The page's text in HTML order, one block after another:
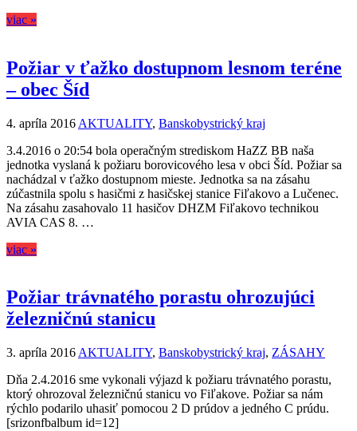
viac »
Požiar v ťažko dostupnom lesnom teréne
– obec Šíd
4. apríla 2016 AKTUALITY, Banskobystrický kraj
3.4.2016 o 20:54 bola operačným strediskom HaZZ BB naša
jednotka vyslaná k požiaru borovicového lesa v obci Šíd. Požiar sa
nachádzal v ťažko dostupnom mieste. Jednotka sa na zásahu
zúčastnila spolu s hasičmi z hasičskej stanice Fiľakovo a Lučenec.
Na zásahu zasahovalo 11 hasičov DHZM Fiľakovo technikou
AVIA CAS 8. …
viac »
Požiar trávnatého porastu ohrozujúci
železničnú stanicu
3. apríla 2016 AKTUALITY, Banskobystrický kraj, ZÁSAHY
Dňa 2.4.2016 sme vykonali výjazd k požiaru trávnatého porastu,
ktorý ohrozoval železničnú stanicu vo Fiľakove. Požiar sa nám
rýchlo podarilo uhasiť pomocou 2 D prúdov a jedného C prúdu.
[srizonfbalbum id=12]